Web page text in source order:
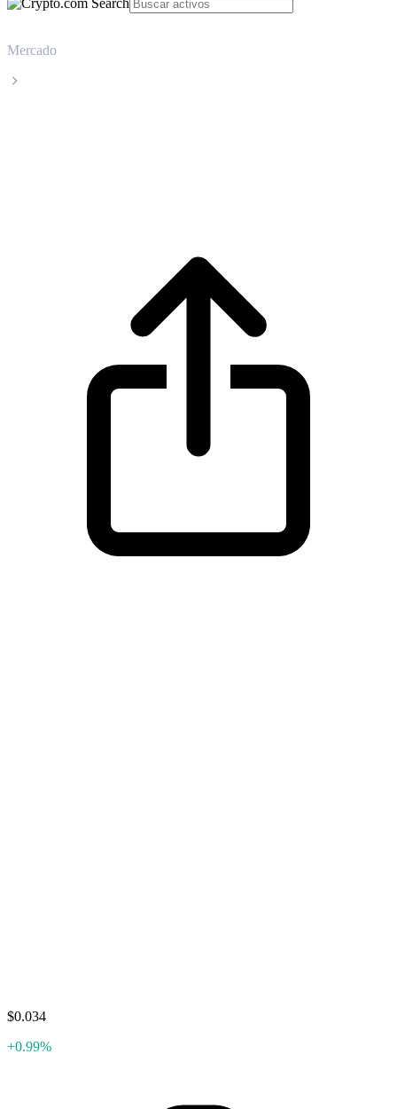
Mercado
$0.034
+0.99%